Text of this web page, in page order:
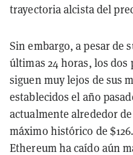
trayectoria alcista del
Sin embargo, a pesar de
últimas 24 horas, los
siguen muy lejos de sus
establecidos el año
actualmente alrededor
máximo histórico de
Ethereum ha caído aún